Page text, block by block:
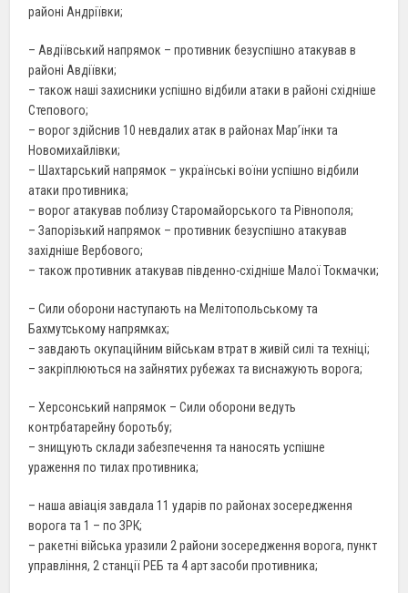
районі Андріївки;
– Авдіївський напрямок – противник безуспішно атакував в
районі Авдіївки;
– також наші захисники успішно відбили атаки в районі східніше
Степового;
– ворог здійснив 10 невдалих атак в районах Мар’їнки та
Новомихайлівки;
– Шахтарський напрямок – українські воїни успішно відбили
атаки противника;
– ворог атакував поблизу Старомайорського та Рівнополя;
– Запорізький напрямок – противник безуспішно атакував
західніше Вербового;
– також противник атакував південно-східніше Малої Токмачки;
– Сили оборони наступають на Мелітопольському та
Бахмутському напрямках;
– завдають окупаційним військам втрат в живій силі та техніці;
– закріплюються на зайнятих рубежах та виснажують ворога;
– Херсонський напрямок – Сили оборони ведуть
контрбатарейну боротьбу;
– знищують склади забезпечення та наносять успішне
ураження по тилах противника;
– наша авіація завдала 11 ударів по районах зосередження
ворога та 1 – по ЗРК;
– ракетні війська уразили 2 райони зосередження ворога, пункт
управління, 2 станції РЕБ та 4 арт засоби противника;